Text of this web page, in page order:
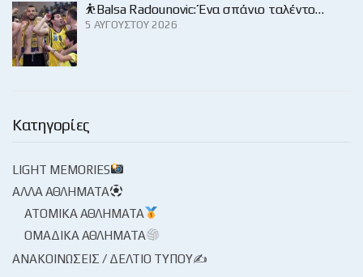
⛹️Balsa Radounovic: Ένα σπάνιο ταλέντο…
5 ΑΥΓΟΎΣΤΟΥ 2026
Κατηγορίες
LIGHT MEMORIES
ΆΛΛΑ ΑΘΛΉΜΑΤΑ
ΑΤΟΜΙΚΆ ΑΘΛΉΜΑΤΑ
ΟΜΑΔΙΚΆ ΑΘΛΉΜΑΤΑ
ΑΝΑΚΟΙΝΏΣΕΙΣ / ΔΕΛΤΊΟ ΤΎΠΟΥ✍